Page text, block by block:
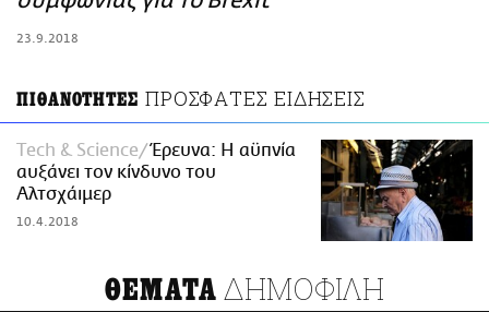
23.9.2018
ΠΙΘΑΝΟΤΗΤΕΣ ΠΡΟΣΦΑΤΕΣ ΕΙΔΗΣΕΙΣ
Τech & Science
Έρευνα: Η αϋπνία
αυξάνει τον κίνδυνο του
Αλτσχάιμερ
10.4.2018
ΘΕΜΑΤΑ ΔΗΜΟΦΙΛΗ